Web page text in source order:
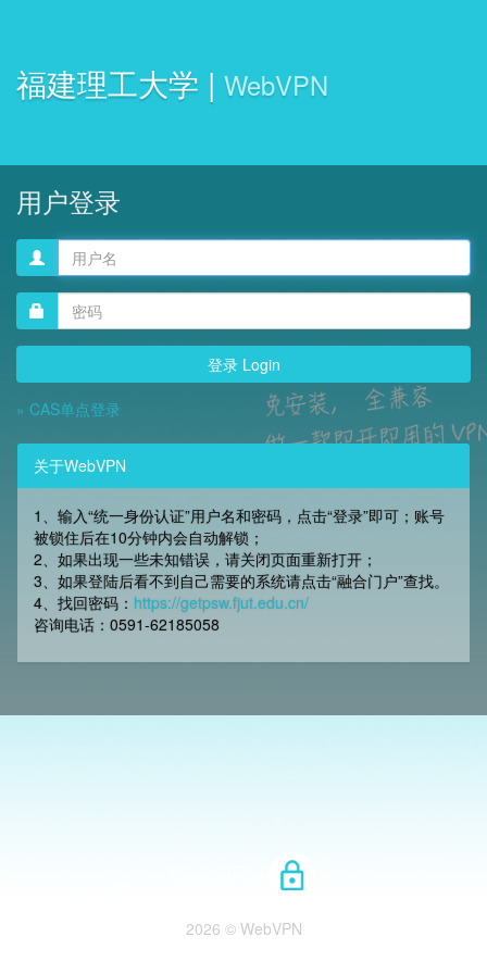
福建理工大学 | WebVPN
用户登录
录
名密
码
» CAS单点登录
关于WebVPN
1、输入“统一身份认证”用户名和密码，点击“登录”即可；账号
被锁住后在10分钟内会自动解锁；
2、如果出现一些未知错误，请关闭页面重新打开；
3、如果登陆后看不到自己需要的系统请点击“融合门户”查找。
4、找回密码： https://getpsw.fjut.edu.cn/
咨询电话：0591-62185058
2026 © WebVPN